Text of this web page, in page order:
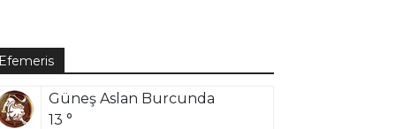
Efemeris
Güneş Aslan Burcunda
13 °